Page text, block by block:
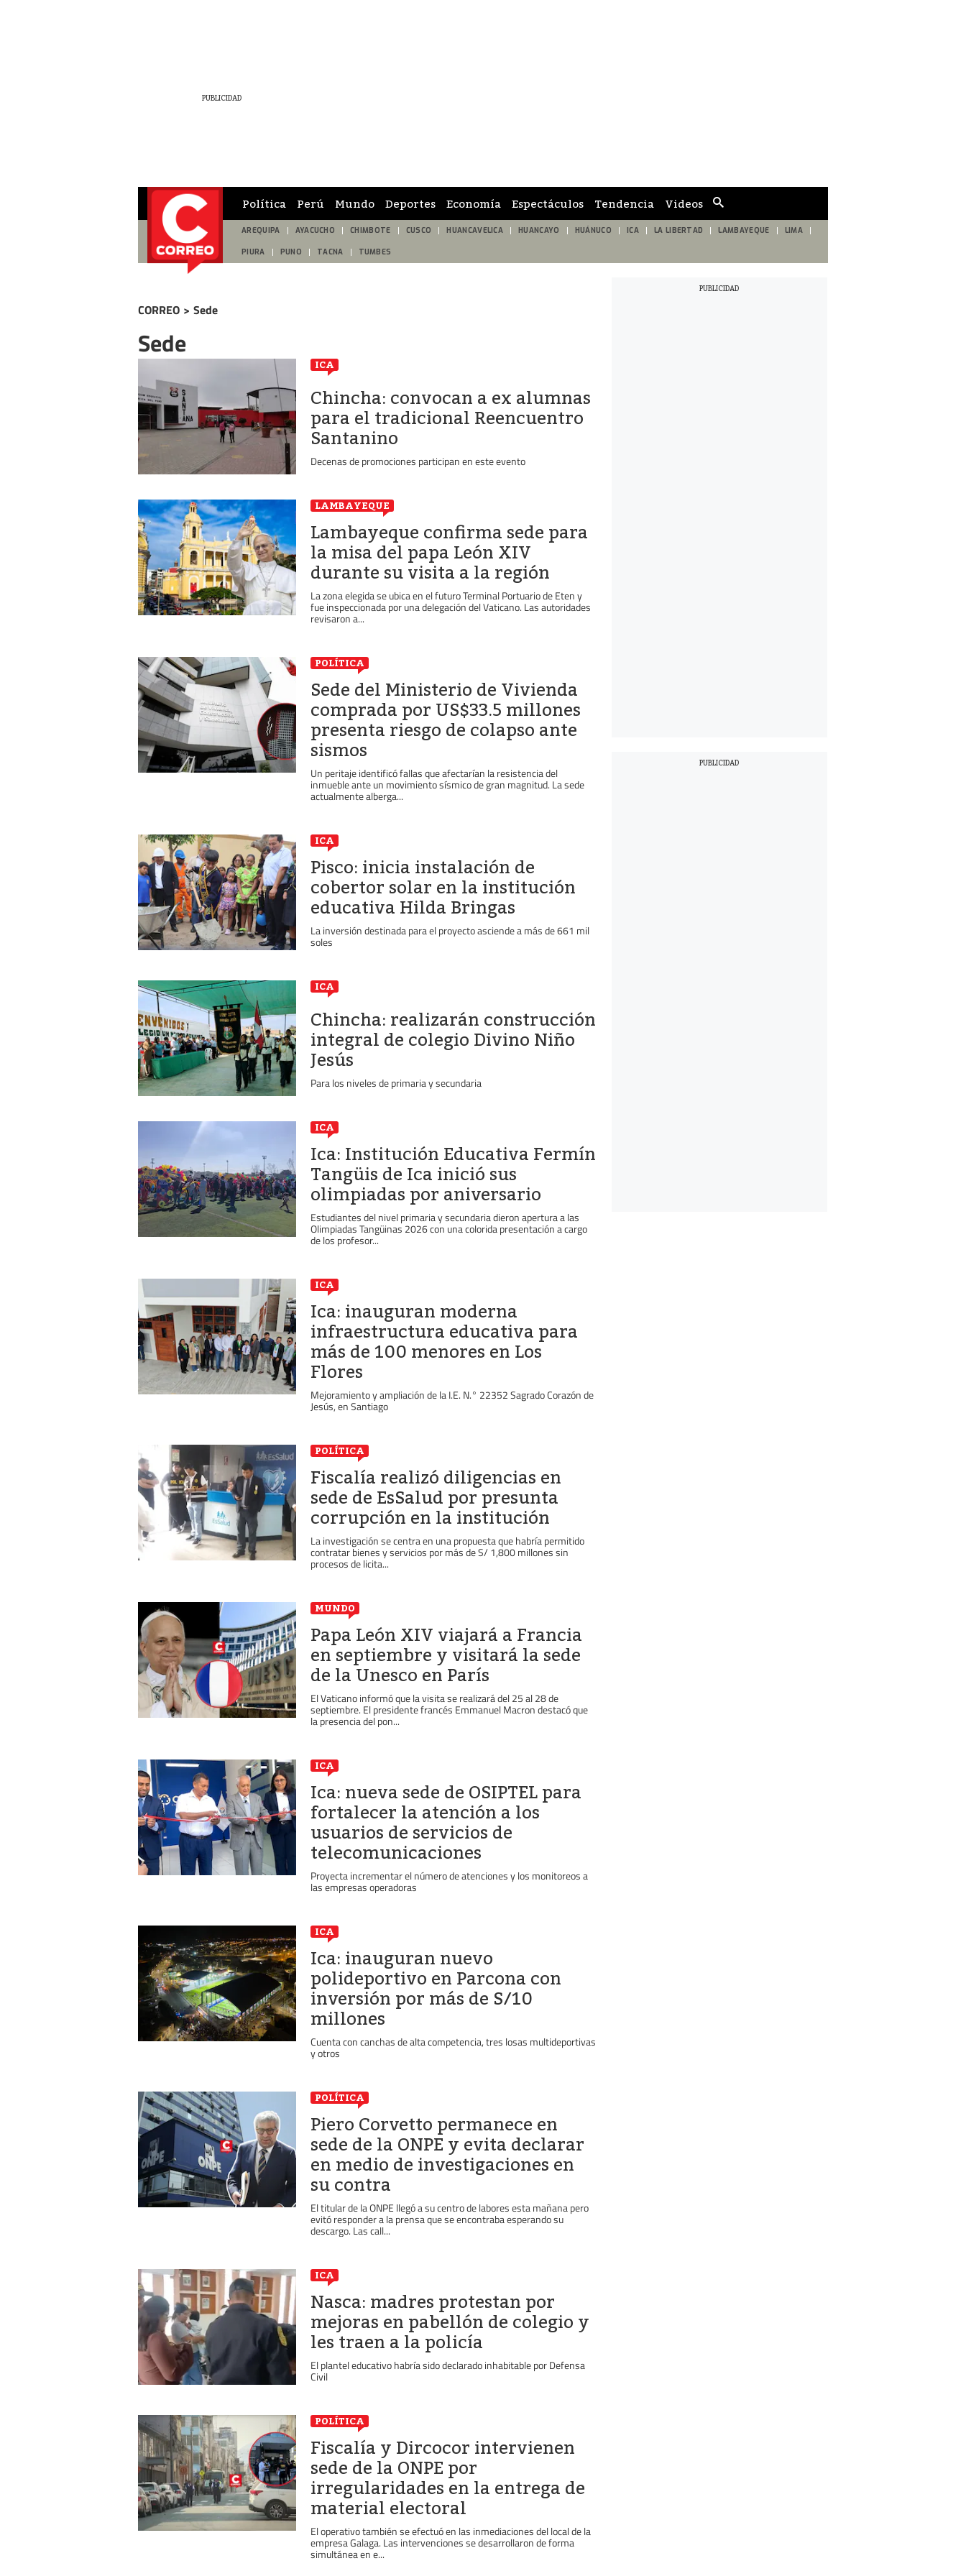
de
búsqueda
Política Perú Mundo Deportes Economía Espectáculos Tendencia Videos
AREQUIPA AYACUCHO CHIMBOTE CUSCO HUANCAVELICA HUANCAYO HUÁNUCO ICA LA LIBERTAD LAMBAYEQUE LIMA
PIURA PUNO TACNA TUMBES
CORREO > Sede
Sede
ICA
Chincha: convocan a ex alumnas
para el tradicional Reencuentro
Santanino
Decenas de promociones participan en este evento
LAMBAYEQUE
Lambayeque confirma sede para
la misa del papa León XIV
durante su visita a la región
La zona elegida se ubica en el futuro Terminal Portuario de Eten y
fue inspeccionada por una delegación del Vaticano. Las autoridades
revisaron a...
POLÍTICA
Sede del Ministerio de Vivienda
comprada por US$33.5 millones
presenta riesgo de colapso ante
sismos
Un peritaje identificó fallas que afectarían la resistencia del
inmueble ante un movimiento sísmico de gran magnitud. La sede
actualmente alberga...
ICA
Pisco: inicia instalación de
cobertor solar en la institución
educativa Hilda Bringas
La inversión destinada para el proyecto asciende a más de 661 mil
soles
ICA
Chincha: realizarán construcción
integral de colegio Divino Niño
Jesús
Para los niveles de primaria y secundaria
ICA
Ica: Institución Educativa Fermín
Tangüis de Ica inició sus
olimpiadas por aniversario
Estudiantes del nivel primaria y secundaria dieron apertura a las
Olimpiadas Tangüinas 2026 con una colorida presentación a cargo
de los profesor...
ICA
Ica: inauguran moderna
infraestructura educativa para
más de 100 menores en Los
Flores
Mejoramiento y ampliación de la I.E. N.° 22352 Sagrado Corazón de
Jesús, en Santiago
POLÍTICA
Fiscalía realizó diligencias en
sede de EsSalud por presunta
corrupción en la institución
La investigación se centra en una propuesta que habría permitido
contratar bienes y servicios por más de S/ 1,800 millones sin
procesos de licita...
MUNDO
Papa León XIV viajará a Francia
en septiembre y visitará la sede
de la Unesco en París
El Vaticano informó que la visita se realizará del 25 al 28 de
septiembre. El presidente francés Emmanuel Macron destacó que
la presencia del pon...
ICA
Ica: nueva sede de OSIPTEL para
fortalecer la atención a los
usuarios de servicios de
telecomunicaciones
Proyecta incrementar el número de atenciones y los monitoreos a
las empresas operadoras
ICA
Ica: inauguran nuevo
polideportivo en Parcona con
inversión por más de S/10
millones
Cuenta con canchas de alta competencia, tres losas multideportivas
y otros
POLÍTICA
Piero Corvetto permanece en
sede de la ONPE y evita declarar
en medio de investigaciones en
su contra
El titular de la ONPE llegó a su centro de labores esta mañana pero
evitó responder a la prensa que se encontraba esperando su
descargo. Las call...
ICA
Nasca: madres protestan por
mejoras en pabellón de colegio y
les traen a la policía
El plantel educativo habría sido declarado inhabitable por Defensa
Civil
POLÍTICA
Fiscalía y Dircocor intervienen
sede de la ONPE por
irregularidades en la entrega de
material electoral
El operativo también se efectuó en las inmediaciones del local de la
empresa Galaga. Las intervenciones se desarrollaron de forma
simultánea en e...